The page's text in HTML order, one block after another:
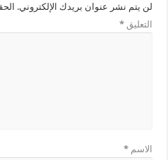
لن يتم نشر عنوان بريدك الإلكتروني.
التعليق*
الاسم*